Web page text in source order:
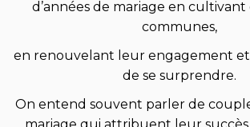
d’années de mariage en cultivant
communes,
en renouvelant leur engagement
de se surprendre.
On entend souvent parler de